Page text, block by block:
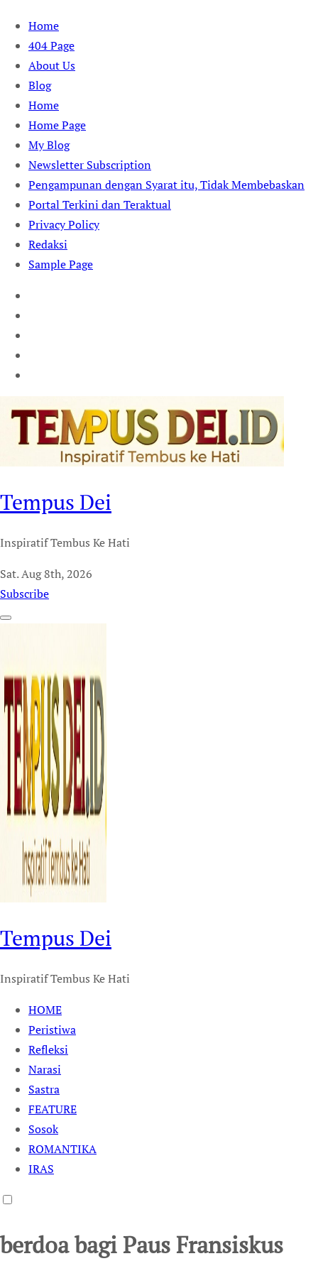
Skip
content
Home
404 Page
About Us
Blog
Home
Home Page
My Blog
Newsletter Subscription
Pengampunan dengan Syarat itu, Tidak Membebaskan
Portal Terkini dan Teraktual
Privacy Policy
Redaksi
Sample Page
Tempus Dei
Inspiratif Tembus Ke Hati
Sat. Aug 8th, 2026
Subscribe
Tempus Dei
Inspiratif Tembus Ke Hati
HOME
Peristiwa
Refleksi
Narasi
Sastra
FEATURE
Sosok
ROMANTIKA
IRAS
berdoa bagi Paus Fransiskus